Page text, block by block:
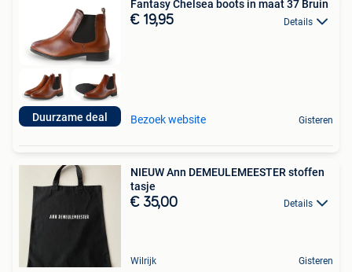
Duurzame deal
Fantasy Chelsea boots in maat 37 Bruin
€ 19,95 Details
Bezoek website Gisteren
NIEUW Ann DEMEULEMEESTER stoffen
tasje
€ 35,00 Details
Wilrijk Gisteren